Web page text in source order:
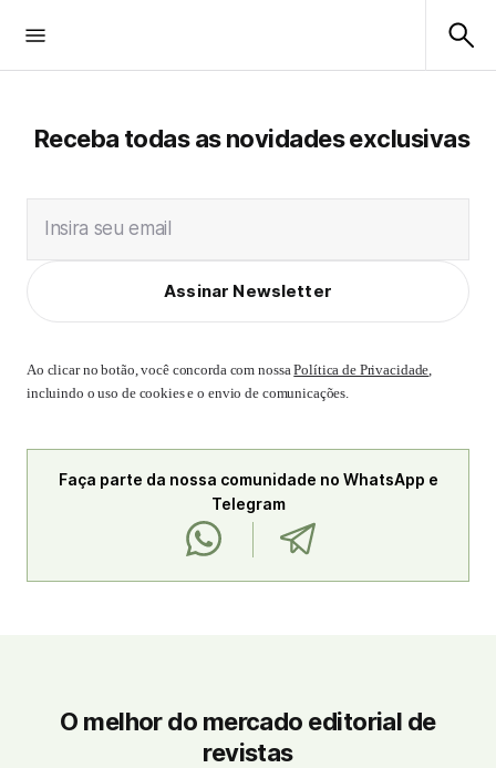
Receba todas as novidades exclusivas
Insira seu email
Assinar Newsletter
Ao clicar no botão, você concorda com nossaPolítica de Privacidade,
incluindo o uso de cookies e o envio de comunicações.
Faça parte da nossa comunidade no WhatsApp e
Telegram
O melhor do mercado editorial de
revistas